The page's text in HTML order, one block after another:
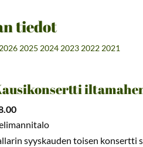
tiedot
2026 2025 2024 2023 2022 2021
syyskauden toisen konsertti